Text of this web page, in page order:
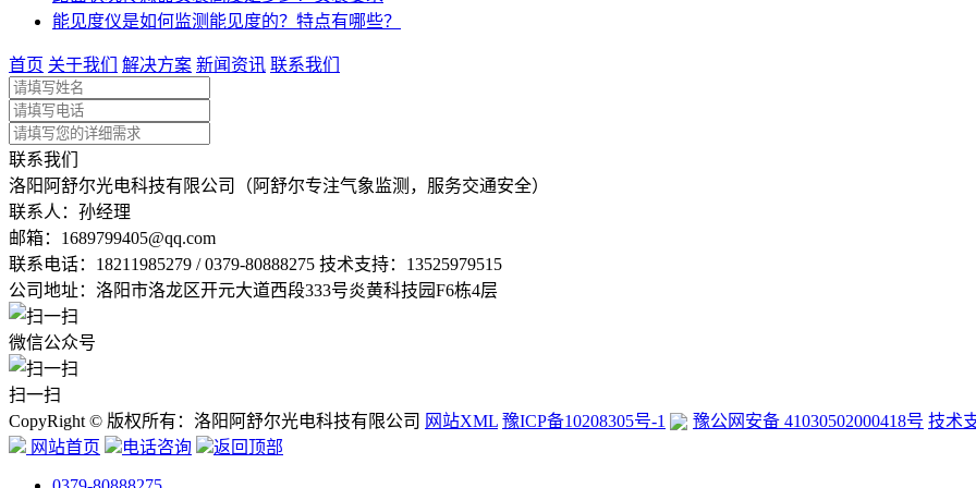
能见度仪是如何监测能见度的？特点有哪些？
首页 关于我们 解决方案 新闻资讯 联系我们
联系我们
洛阳阿舒尔光电科技有限公司（阿舒尔专注气象监测，服务交通安全）
联系人：孙经理
邮箱： 1689799405@qq.com
联系电话： 18211985279 / 0379-80888275 技术支持：13525979515
公司地址：洛阳市洛龙区开元大道西段333号炎黄科技园F6栋4层
微信公众号
扫一扫
CopyRight © 版权所有：洛阳阿舒尔光电科技有限公司 网站XML 豫ICP备10208305号-1 豫公网安备 41030502000418号 技术
网站首页
电话咨询 返回顶部